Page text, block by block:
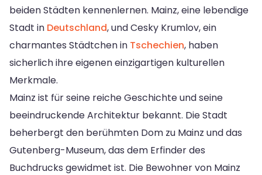
beiden Städten kennenlernen. Mainz, eine lebendige
Stadt in Deutschland, und Cesky Krumlov, ein
charmantes Städtchen in Tschechien, haben
sicherlich ihre eigenen einzigartigen kulturellen
Merkmale.
Mainz ist für seine reiche Geschichte und seine
beeindruckende Architektur bekannt. Die Stadt
beherbergt den berühmten Dom zu Mainz und das
Gutenberg-Museum, das dem Erfinder des
Buchdrucks gewidmet ist. Die Bewohner von Mainz